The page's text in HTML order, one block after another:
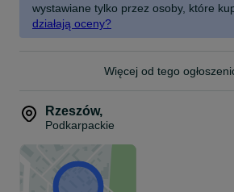
wystawiane tylko przez osoby, które
działają oceny?
Więcej od tego
Rzeszów,
Podkarpackie